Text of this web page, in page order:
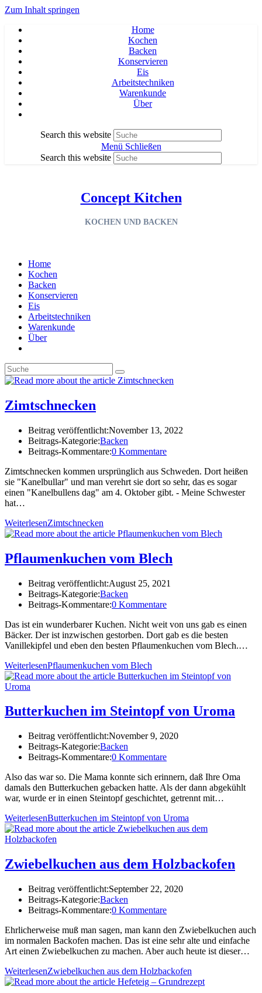
Zum Inhalt springen
Home
Kochen
Backen
Konservieren
Eis
Arbeitstechniken
Warenkunde
Über
Search this website
Menü Schließen
Search this website
Concept Kitchen
KOCHEN UND BACKEN
Home
Kochen
Backen
Konservieren
Eis
Arbeitstechniken
Warenkunde
Über
Zimtschnecken
Beitrag veröffentlicht:November 13, 2022
Beitrags-Kategorie:Backen
Beitrags-Kommentare:0 Kommentare
Zimtschnecken kommen ursprünglich aus Schweden. Dort heißen
sie "Kanelbullar" und man verehrt sie dort so sehr, das es sogar
einen "Kanelbullens dag" am 4. Oktober gibt. - Meine Schwester
hat…
WeiterlesenZimtschnecken
Pflaumenkuchen vom Blech
Beitrag veröffentlicht:August 25, 2021
Beitrags-Kategorie:Backen
Beitrags-Kommentare:0 Kommentare
Das ist ein wunderbarer Kuchen. Nicht weit von uns gab es einen
Bäcker. Der ist inzwischen gestorben. Dort gab es die besten
Vanillekipfel und eben den besten Pflaumenkuchen vom Blech.…
WeiterlesenPflaumenkuchen vom Blech
Butterkuchen im Steintopf von Uroma
Beitrag veröffentlicht:November 9, 2020
Beitrags-Kategorie:Backen
Beitrags-Kommentare:0 Kommentare
Also das war so. Die Mama konnte sich erinnern, daß Ihre Oma
damals den Butterkuchen gebacken hatte. Als der dann abgekühlt
war, wurde er in einen Steintopf geschichtet, getrennt mit…
WeiterlesenButterkuchen im Steintopf von Uroma
Zwiebelkuchen aus dem Holzbackofen
Beitrag veröffentlicht:September 22, 2020
Beitrags-Kategorie:Backen
Beitrags-Kommentare:0 Kommentare
Ehrlicherweise muß man sagen, man kann den Zwiebelkuchen auch
im normalen Backofen machen. Das ist eine sehr alte und einfache
Art einen Zwiebelkuchen zu machen. Aber auch heute ist dieser…
WeiterlesenZwiebelkuchen aus dem Holzbackofen